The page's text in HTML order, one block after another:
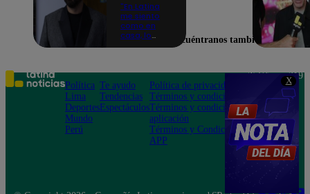
X
"En Latina
me siento
como en
casa, lo
emocionado
por estreno
de Yo Soy
2026
Encuéntranos también en
Política
Lima
Deportes
Mundo
Perú
Te ayudo
Tendencias
Espectáculos
Política de privacidad
Términos y condiciones
Términos y condiciones
aplicación
Términos y Condiciones
APP
Teléfono: 219
Av. San
Felipe 968
Jesús María